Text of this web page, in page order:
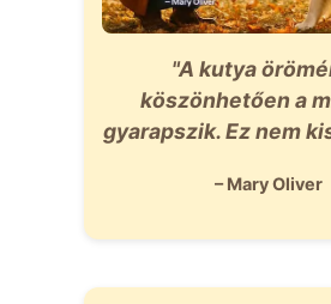
"A kutya
köszönhetően a
gyarapszik. Ez nem
– Mary Oliver